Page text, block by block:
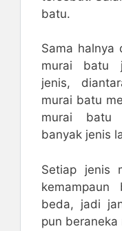
batu.
Sama halnya
murai batu
jenis,
murai batu
murai batu
banyak jenis
Setiap jenis
kemampaun
beda, jadi
pun beraneka